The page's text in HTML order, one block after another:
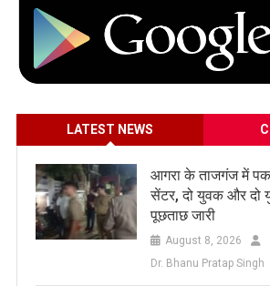
LATEST NEWS
आगरा के ताजगंज में
सेंटर, दो युवक और दो
पूछताछ जारी
August 8, 2026
Dr. Bhanu Pratap Singh